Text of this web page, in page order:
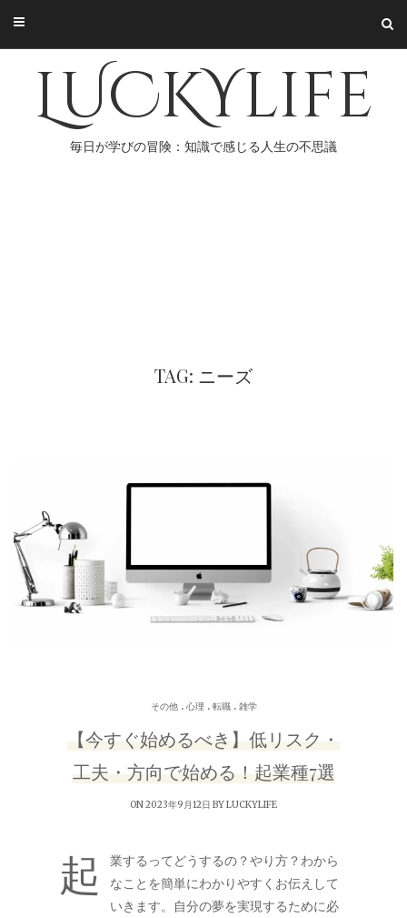
content
LUCKYlife
毎日が学びの冒険：知識で感じる人生の不思議
TAG: ニーズ
その他. 心理 . 転職. 雑学
【今すぐ始めるべき】低リスク・
工夫・方向で始める！起業種7選
ON 2023年9月12日 BYLUCKYLIFE
起
業するってどうするの？やり方？わから
なことを簡単にわかりやすくお伝えして
いきます。自分の夢を実現するために必